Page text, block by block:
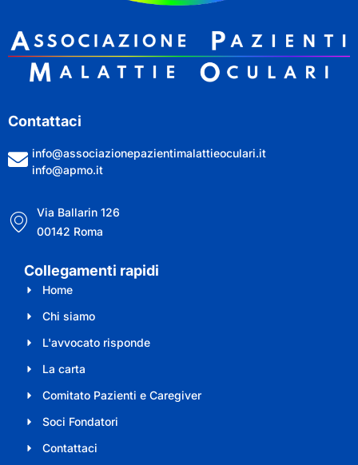
Contattaci
info@associazionepazientimalattieoculari.it
info@apmo.it
Via Ballarin 126
00142 Roma
Collegamenti rapidi
Home
Chi siamo
L'avvocato risponde
La carta
Comitato Pazienti e Caregiver
Soci Fondatori
Contattaci